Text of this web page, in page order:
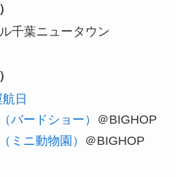
千葉ニュータウン
日
バードショー）
＠BIGHOP
ミニ動物園）
＠BIGHOP